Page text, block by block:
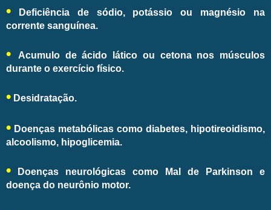
• Deficiência de sódio, potássio ou magnésio na
corrente sanguínea.
•
Acumulo de ácido lático ou cetona nos músculos
durante o exercício físico.
• Desidratação.
• Doenças metabólicas como diabetes, hipotireoidismo,
alcoolismo, hipoglicemia.
• Doenças neurológicas como Mal de Parkinson e
doença do neurônio motor.